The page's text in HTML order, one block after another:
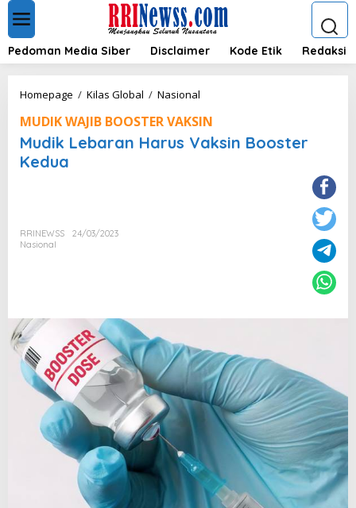
t
Pedoman Media Siber Disclaimer Kode Etik Redaksi
Homepage / Kilas Global / Nasional
d
k
s
a
k
s
i
n
s
t
e
MUDIK WAJIB BOOSTER VAKSIN
Mudik Lebaran Harus Vaksin Booster
Kedua
RRINEWSS
24/03/2023
Nasional